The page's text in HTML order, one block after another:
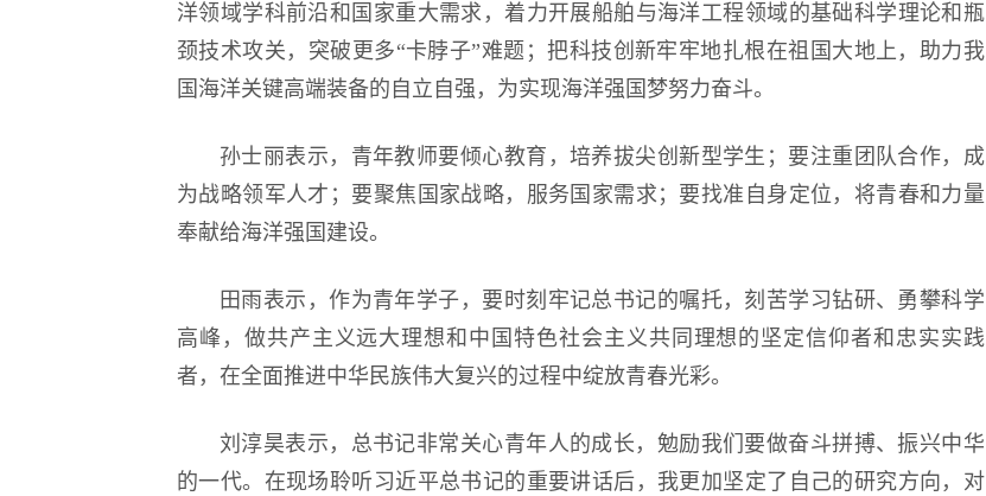
洋领域学科前沿和国家重大需求，着力开展船舶与海洋工程领域的基础科学理论和瓶
颈技术攻关，突破更多“卡脖子”难题；把科技创新牢牢地扎根在祖国大地上，助力我
国海洋关键高端装备的自立自强，为实现海洋强国梦努力奋斗。
孙士丽表示，青年教师要倾心教育，培养拔尖创新型学生；要注重团队合作，成
为战略领军人才；要聚焦国家战略，服务国家需求；要找准自身定位，将青春和力量
奉献给海洋强国建设。
田雨表示，作为青年学子，要时刻牢记总书记的嘱托，刻苦学习钻研、勇攀科学
高峰，做共产主义远大理想和中国特色社会主义共同理想的坚定信仰者和忠实实践
者，在全面推进中华民族伟大复兴的过程中绽放青春光彩。
刘淳昊表示，总书记非常关心青年人的成长，勉励我们要做奋斗拼搏、振兴中华
的一代。在现场聆听习近平总书记的重要讲话后，我更加坚定了自己的研究方向，对